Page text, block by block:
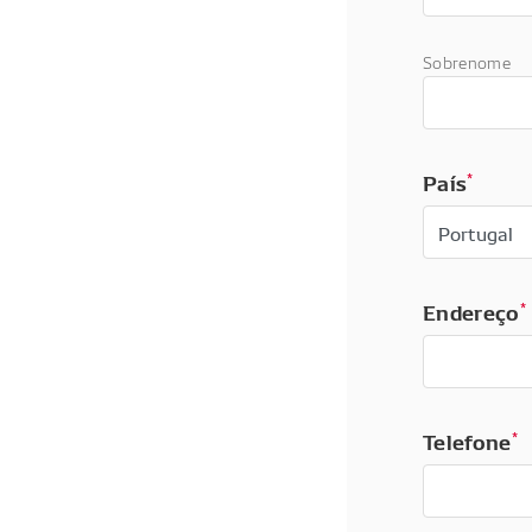
Sobrenome
País*
Endereço*
Telefone*